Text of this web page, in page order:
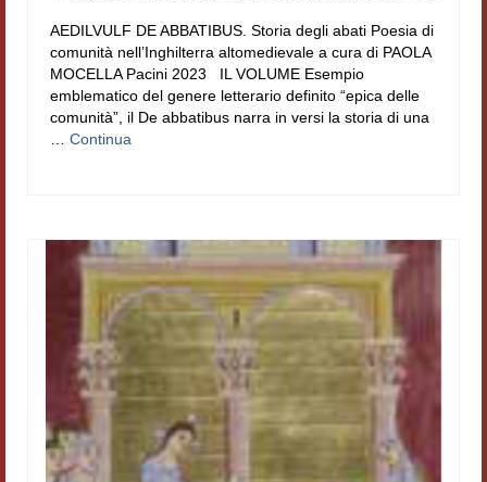
AEDILVULF DE ABBATIBUS. Storia degli abati Poesia di
comunità nell’Inghilterra altomedievale a cura di PAOLA
MOCELLA Pacini 2023 IL VOLUME Esempio
emblematico del genere letterario definito “epica delle
comunità”, il De abbatibus narra in versi la storia di una
Continua